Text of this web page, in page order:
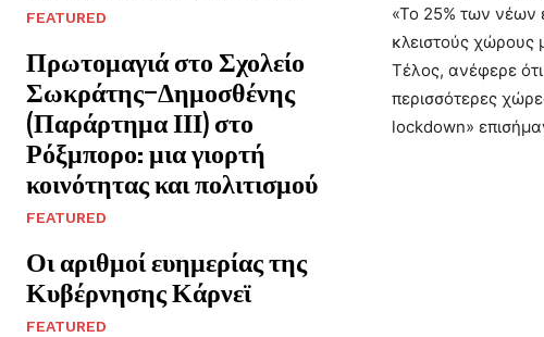
FEATURED
Πρωτομαγιά στο Σχολείο
Σωκράτης–Δημοσθένης
(Παράρτημα ΙΙΙ) στο
Ρόξμπορο: μια γιορτή
κοινότητας και πολιτισμού
FEATURED
Οι αριθμοί ευημερίας της
Κυβέρνησης Κάρνεϊ
FEATURED
«Το 25% των νέων
κλειστούς χώρους
Τέλος, ανέφερε
περισσότερες
lockdown»